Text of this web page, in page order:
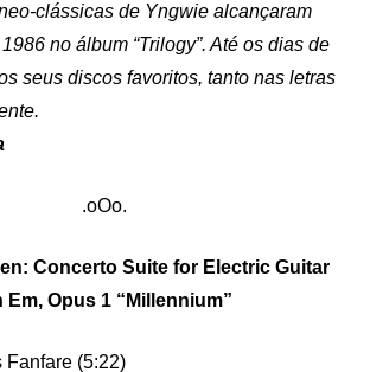
clássicas de Yngwie alcançaram
no álbum “Trilogy”. Até os dias de
seus discos favoritos, tanto nas letras
.oOo.
Concerto Suite for Electric Guitar
Opus 1 “Millennium”
Fanfare (5:22)